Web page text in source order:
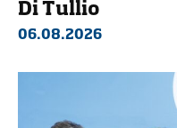
Di Tullio
06.08.2026